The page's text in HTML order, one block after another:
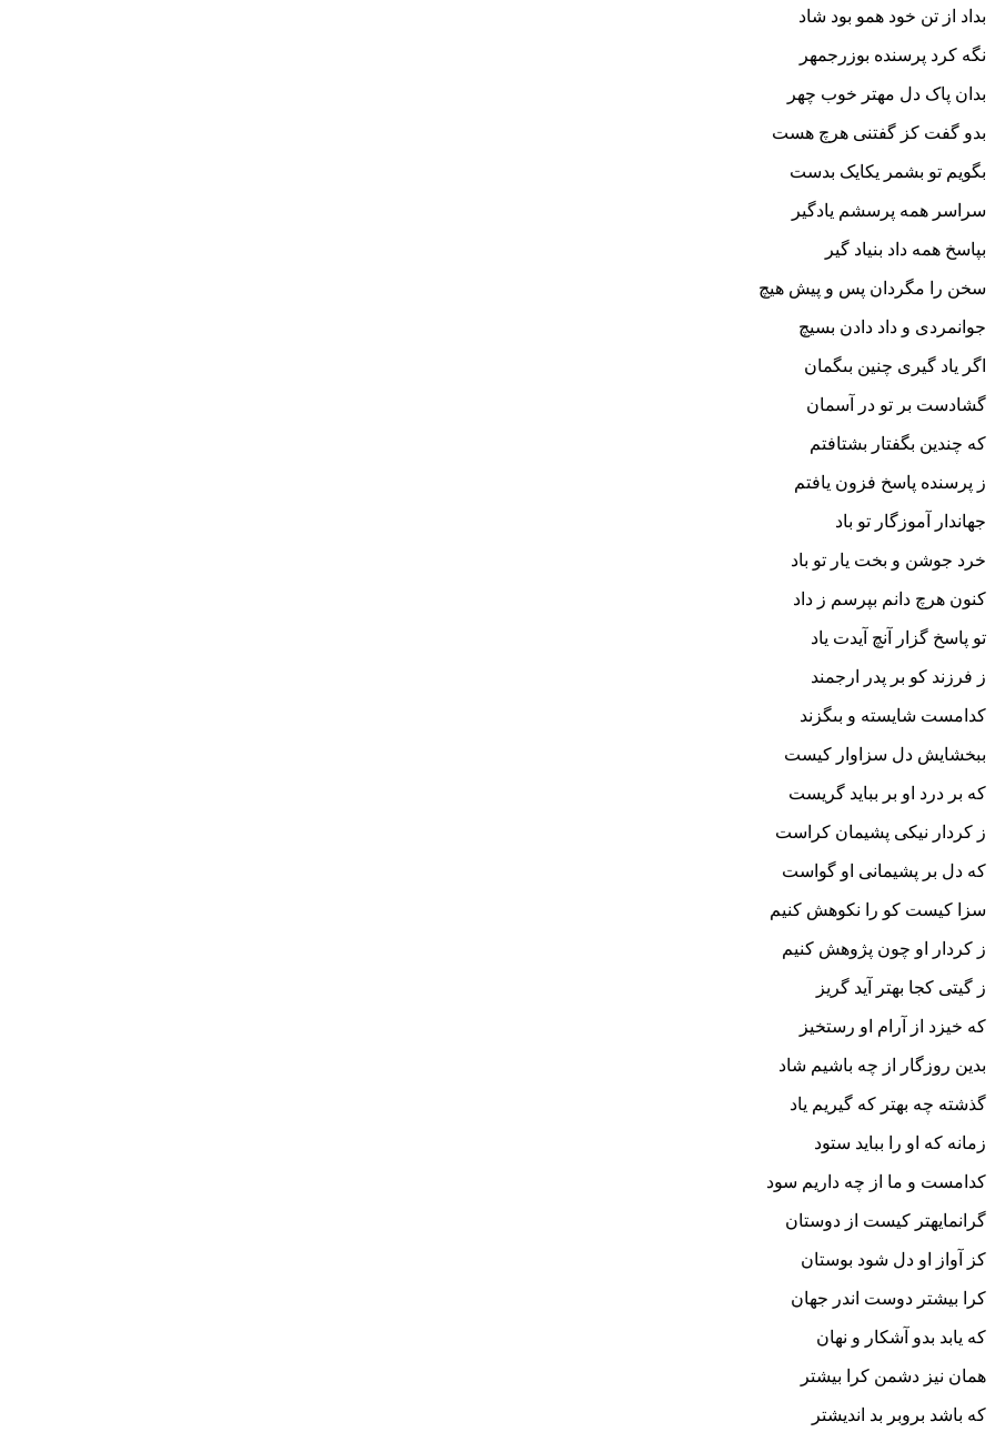
بداد از تن خود همو بود شاد
نگه کرد پرسنده بوزرجمهر
بدان پاک دل مهتر خوب چهر
بدو گفت کز گفتنى هرچ هست
بگویم تو بشمر یکایک بدست‏
سراسر همه پرسشم یادگیر
بپاسخ همه داد بنیاد گیر
سخن را مگردان پس و پیش هیچ
جوانمردى و داد دادن بسیچ‏
اگر یاد گیرى چنین بى‏گمان
گشادست بر تو در آسمان‏
که چندین بگفتار بشتافتم
ز پرسنده پاسخ فزون یافتم‏
جهاندار آموزگار تو باد
خرد جوشن و بخت یار تو باد
کنون هرچ دانم بپرسم ز داد
تو پاسخ گزار آنچ آیدت یاد
ز فرزند کو بر پدر ارجمند
کدامست شایسته و بى‏گزند
ببخشایش دل سزاوار کیست
که بر درد او بر بباید گریست‏
ز کردار نیکى پشیمان کراست
که دل بر پشیمانى او گواست‏
سزا کیست کو را نکوهش کنیم
ز کردار او چون پژوهش کنیم‏
ز گیتى کجا بهتر آید گریز
که خیزد از آرام او رستخیز
بدین روزگار از چه باشیم شاد
گذشته چه بهتر که گیریم یاد
زمانه که او را بباید ستود
کدامست و ما از چه داریم سود
گرانمایه‏تر کیست از دوستان
کز آواز او دل شود بوستان‏
کرا بیشتر دوست اندر جهان
که یابد بدو آشکار و نهان‏
همان نیز دشمن کرا بیشتر
که باشد بروبر بد اندیش‏تر